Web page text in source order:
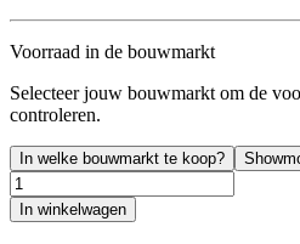
Voorraad in de bouwmarkt
Selecteer jouw bouwmarkt om de
controleren.
In welke bouwmarkt te koop?
In winkelwagen